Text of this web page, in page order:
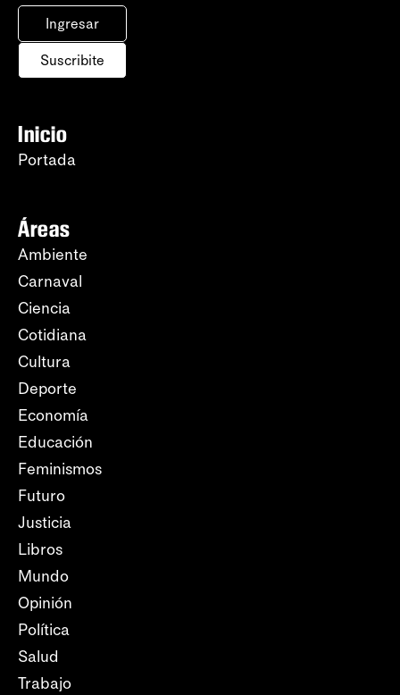
Ingresar
Suscribite
Inicio
Portada
Áreas
Ambiente
Carnaval
Ciencia
Cotidiana
Cultura
Deporte
Economía
Educación
Feminismos
Futuro
Justicia
Libros
Mundo
Opinión
Política
Salud
Trabajo